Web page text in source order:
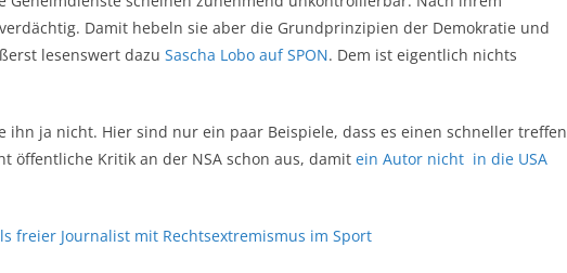
Damit hebeln sie aber die Grundprinzipien der Demokratie und
lesenswert dazu Sascha Lobo auf SPON. Dem ist eigentlich nichts
ihn ja nicht. Hier sind nur ein paar Beispiele, dass es einen schneller treffen
öffentliche Kritik an der NSA schon aus, damit ein Autor nicht in die USA
freier Journalist mit Rechtsextremismus im Sport